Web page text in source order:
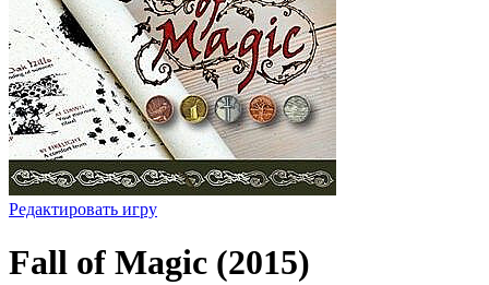
Редактировать игру
Fall of Magic (2015)